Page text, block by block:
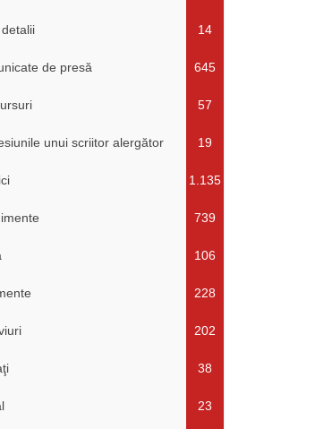
14
de presă 645
57
unui scriitor alergător 19
1.135
739
106
228
202
38
23